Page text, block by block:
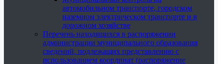
автомобильном транспорте, городском
наземном электрическом транспорте и в
дорожном хозяйстве
Перечень находящихся в распоряжении
администрации муниципального образования
сведений, подлежащих представлению с
использованием координат (распоряжение